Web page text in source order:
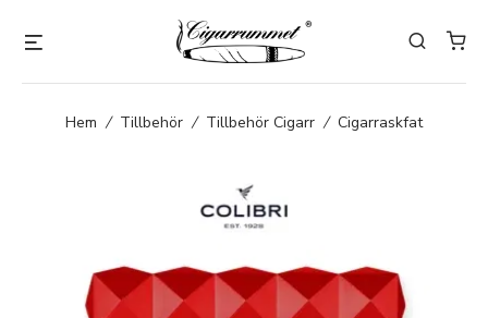
Hem / Tillbehör / Tillbehör Cigarr / Cigarraskfat